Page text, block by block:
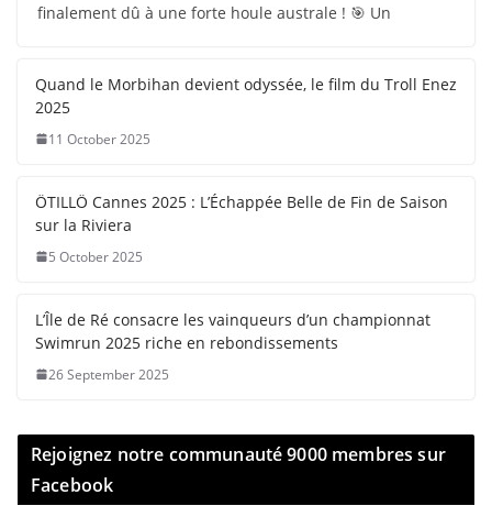
finalement dû à une forte houle australe ! 🎯 Un
Quand le Morbihan devient odyssée, le film du Troll Enez
2025
11 October 2025
ÖTILLÖ Cannes 2025 : L’Échappée Belle de Fin de Saison
sur la Riviera
5 October 2025
L’Île de Ré consacre les vainqueurs d’un championnat
Swimrun 2025 riche en rebondissements
26 September 2025
Rejoignez notre communauté 9000 membres sur
Facebook